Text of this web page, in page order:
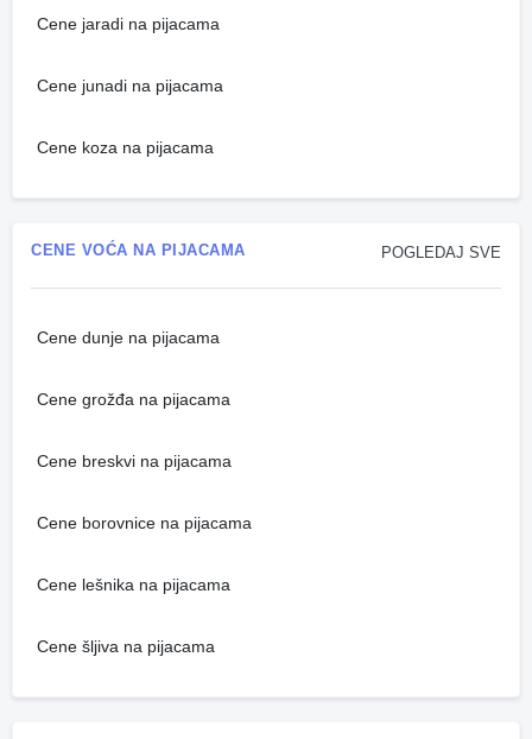
Cene jaradi na pijacama
Cene junadi na pijacama
Cene koza na pijacama
POGLEDAJ SVE
CENE VOĆA NA PIJACAMA
Cene dunje na pijacama
Cene grožđa na pijacama
Cene breskvi na pijacama
Cene borovnice na pijacama
Cene lešnika na pijacama
Cene šljiva na pijacama